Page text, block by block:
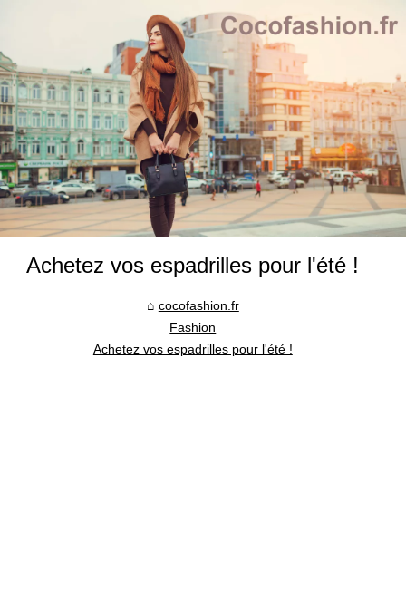
Achetez vos espadrilles pour l'été !
cocofashion.fr
Fashion
Achetez vos espadrilles pour l'été !